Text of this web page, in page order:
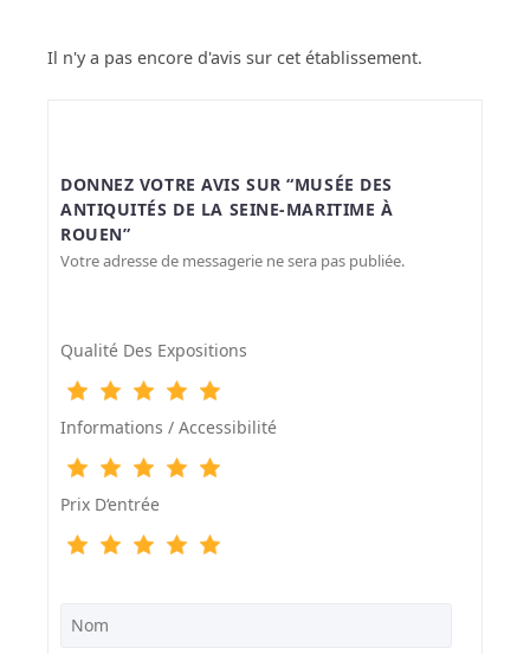
Il n'y a pas encore d'avis sur cet établissement.
DONNEZ VOTRE AVIS SUR “MUSÉE DES
ANTIQUITÉS DE LA SEINE-MARITIME À
ROUEN”
Votre adresse de messagerie ne sera pas publiée.
Qualité Des Expositions
Informations / Accessibilité
Prix D‘entrée